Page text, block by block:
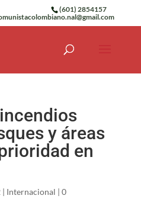
(601) 2854157
y áreas
en
| Internacional | 0